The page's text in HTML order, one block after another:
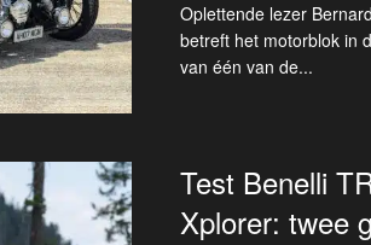
Oplettende lezer
betreft het motorblok in
van één van de...
Test Benelli
Xplorer: twee